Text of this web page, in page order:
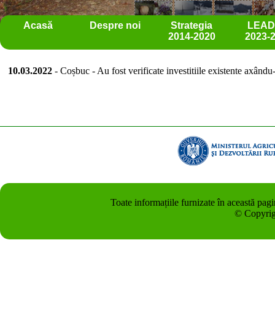
Acasă Despre noi
Strategia
2014-2020
2023-
10.03.2022 - Coșbuc - Au fost verificate investitiile existente
Toate informațiile furnizate în această
©